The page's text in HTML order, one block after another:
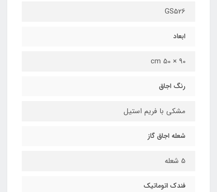
GS526
ابعاد
90 × 50 cm
رنگ اجاق
مشکی با فریم استیل
شعله اجاق گاز
5 شعله
فندک اتوماتیک